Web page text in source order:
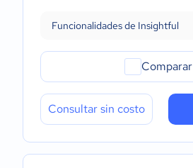
Funcionalidades de Insightful
Comparar
Consultar sin costo